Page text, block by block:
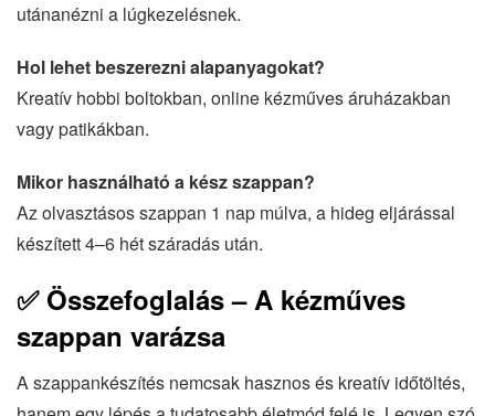
utánanézni a lúgkezelésnek.
Hol lehet beszerezni alapanyagokat?
Kreatív hobbi boltokban, online kézműves áruházakban
vagy patikákban.
Mikor használható a kész szappan?
Az olvasztásos szappan 1 nap múlva, a hideg eljárással
készített 4–6 hét száradás után.
✅ Összefoglalás – A kézműves
szappan varázsa
A szappankészítés nemcsak hasznos és kreatív időtöltés,